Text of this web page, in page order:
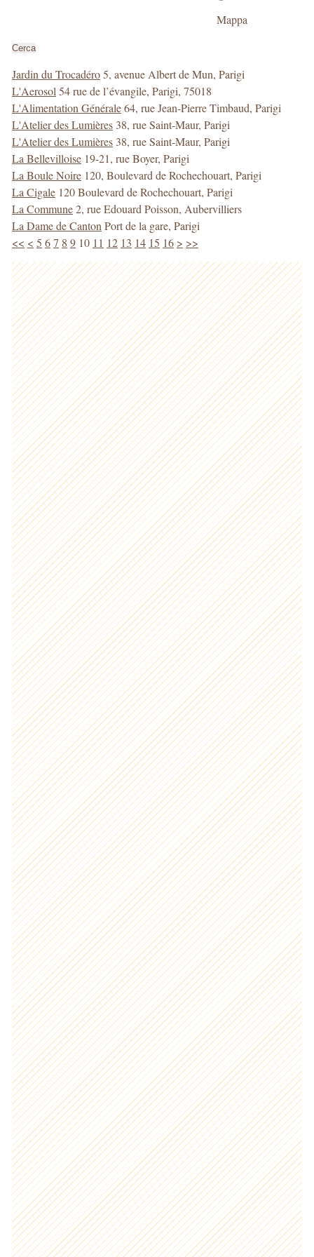
ricerca
Mappa
Cerca
Jardin du Trocadéro5, avenue Albert de Mun, Parigi
L'Aerosol 54 rue de l’évangile, Parigi, 75018
L'Alimentation Générale64, rue Jean-Pierre Timbaud, Parigi
L'Atelier des Lumières 38, rue Saint-Maur, Parigi
L'Atelier des Lumières 38, rue Saint-Maur, Parigi
La Bellevilloise 19-21, rue Boyer, Parigi
La Boule Noire 120, Boulevard de Rochechouart, Parigi
La Cigale 120 Boulevard de Rochechouart, Parigi
La Commune2, rue Edouard Poisson, Aubervilliers
La Dame de Canton Port de la gare, Parigi
<< < 5 67 8 9 10 11 12 13 14 15 16 > >>